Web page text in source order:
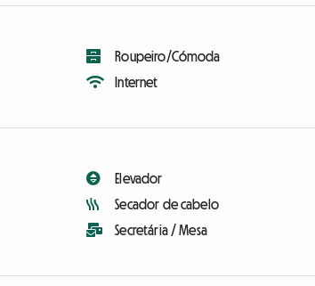
Roupeiro/Cómoda
Internet
Elevador
Secador de cabelo
Secretária / Mesa